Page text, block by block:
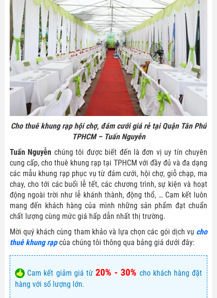
Cho thuê khung rạp hội chợ, đám cưới giá rẻ tại Quận Tân Phú
TPHCM – Tuấn Nguyễn
Tuấn Nguyễn chúng tôi được biết đến là đơn vị uy tín chuyên
cung cấp, cho thuê khung rạp tại TPHCM với đầy đủ và đa dạng
các mẫu khung rạp phục vụ từ đám cưới, hội chợ, giỗ chạp, ma
chay, cho tới các buổi lễ tết, các chương trình, sự kiện và hoạt
động ngoài trời như lễ khánh thành, động thổ, … Cam kết luôn
mang đến khách hàng của mình những sản phẩm đạt chuẩn
chất lượng cùng mức giá hấp dẫn nhất thị trường.
Mời quý khách cùng tham khảo và lựa chọn các gói dịch vụ cho
thuê khung rạpcủa chúng tôi thông qua bảng giá dưới đây:
Cam kết giảm giá từ 20% - 30% cho khách hàng đặt
hàng với số lượng lớn.